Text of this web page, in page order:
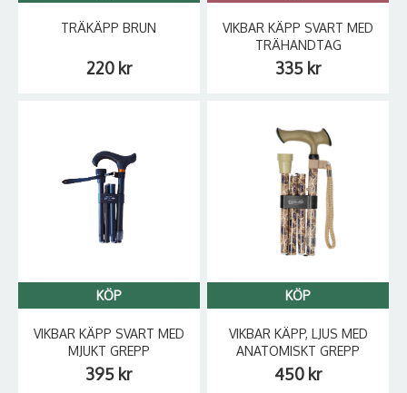
TRÄKÄPP BRUN
220 kr
VIKBAR KÄPP SVART MED
TRÄHANDTAG
335 kr
KÖP
VIKBAR KÄPP SVART MED
MJUKT GREPP
395 kr
KÖP
VIKBAR KÄPP, LJUS MED
ANATOMISKT GREPP
450 kr